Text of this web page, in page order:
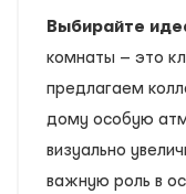
Выбирайте
комнаты – это
предлагаем
дому особую
визуально
важную роль в